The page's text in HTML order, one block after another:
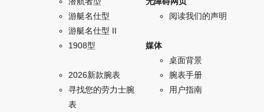
游艇名仕型
游艇名仕型 II
1908型
2026新款腕表
寻找您的劳力士腕
表
阅读我们的声明
媒体
桌面背景
腕表手册
用户指南